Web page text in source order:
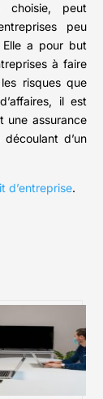
choisie, peut
peu
Elle a pour but
à faire
risques que
il est
une assurance
d’un
d’entreprise.